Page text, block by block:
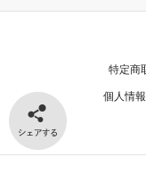
シェアする
特定商
個人情